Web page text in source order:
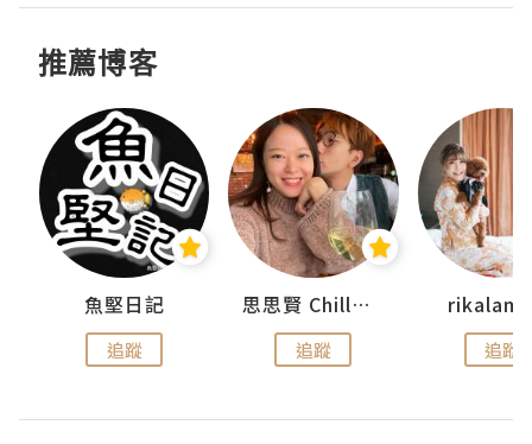
推薦博客
魚堅日記
追蹤
思思賢 ChillMyBabe
追蹤 追蹤